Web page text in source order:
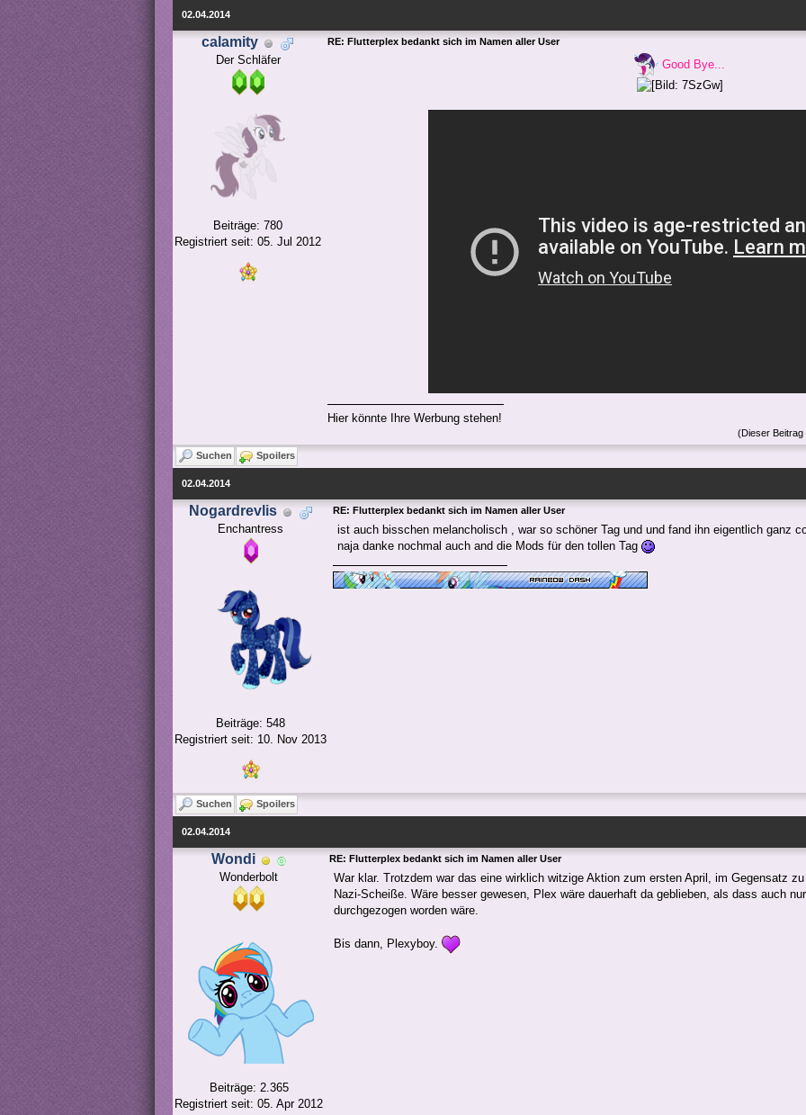
02.04.2014
calamity
Der Schläfer
Beiträge: 780
Registriert seit: 05. Jul 2012
RE: Flutterplex bedankt sich im Namen aller User
Good Bye...
Hier könnte Ihre Werbung stehen!
(Dieser
Suchen Spoilers
02.04.2014
Nogardrevlis
Enchantress
Beiträge: 548
Registriert seit: 10. Nov 2013
RE: Flutterplex bedankt sich im Namen aller User
ist auch bisschen melancholisch , war so schöner Tag und und fand ihn eigentlich ganz
naja danke nochmal auch and die Mods für den tollen Tag
Suchen Spoilers
02.04.2014
Wondi
Wonderbolt
Beiträge: 2.365
Registriert seit: 05. Apr 2012
RE: Flutterplex bedankt sich im Namen aller User
War klar. Trotzdem war das eine wirklich witzige Aktion zum ersten April, im Gegensatz
Nazi-Scheiße. Wäre besser gewesen, Plex wäre dauerhaft da geblieben, als dass auch
durchgezogen worden wäre.
Bis dann, Plexyboy.